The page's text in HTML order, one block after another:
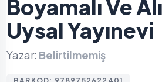
Boyamalı Ve
Uysal Yayınevi
Yazar: Belirtilmemiş